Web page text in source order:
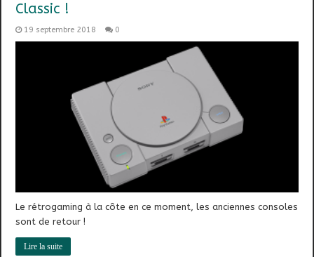
Classic !
19 septembre 2018 0
Le rétrogaming à la côte en ce moment, les anciennes consoles
sont de retour !
Lire la suite